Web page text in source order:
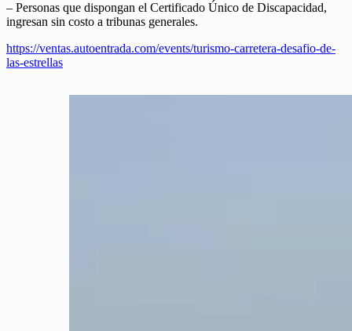
– Personas que dispongan el Certificado Único de Discapacidad,
ingresan sin costo a tribunas generales.
https://ventas.autoentrada.com/events/turismo-carretera-desafio-de-
las-estrellas